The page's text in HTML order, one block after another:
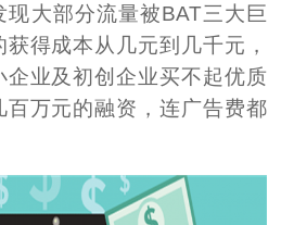
现大部分流量被BAT三大巨
得成本从几元到几千元，
企业及初创企业买不起优质
百万元的融资，连广告费都